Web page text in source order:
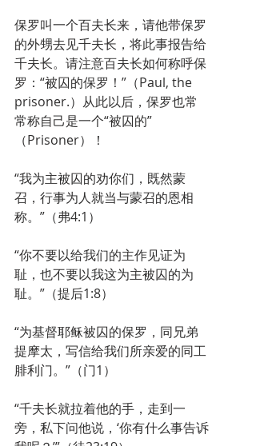
保罗叫一个百夫长来，请他带保罗
的外甥去见千夫长，将此事报告给
千夫长。请注意百夫长如何称呼保
罗：“被囚的保罗！”（Paul, the
prisoner.）从此以后，保罗也常
常称自己是一个“被囚的”
（Prisoner）！
“我为主被囚的劝你们，既然蒙
召，行事为人就当与蒙召的恩相
称。”（弗4:1）
“你不要以给我们的主作见证为
耻，也不要以我这为主被囚的为
耻。”（提后1:8）
“为基督耶稣被囚的保罗，同兄弟
提摩太，写信给我们所亲爱的同工
腓利门。”（门1）
“千夫长就拉着他的手，走到一
旁，私下问他说，‘你有什么事告诉